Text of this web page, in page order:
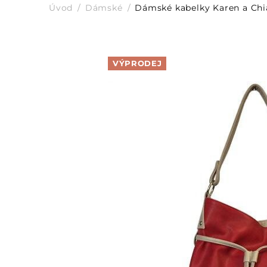
Úvod Dámské Dámské kabelky Karen a
VÝPRODEJ